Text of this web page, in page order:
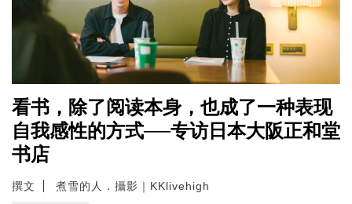
看书，除了阅读本身，也成了一种表现
自我感性的方式──专访日本大阪正和堂
书店
撰文 煮雪的人．攝影｜KKlivehigh